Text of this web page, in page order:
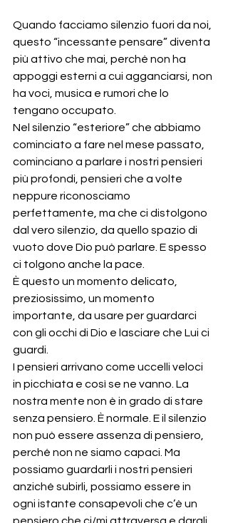
Quando facciamo silenzio fuori da noi,
questo “incessante pensare” diventa
più attivo che mai, perché non ha
appoggi esterni a cui agganciarsi, non
ha voci, musica e rumori che lo
tengano occupato.
Nel silenzio “esteriore” che abbiamo
cominciato a fare nel mese passato,
cominciano a parlare i nostri pensieri
più profondi, pensieri che a volte
neppure riconosciamo
perfettamente, ma che ci distolgono
dal vero silenzio, da quello spazio di
vuoto dove Dio può parlare. E spesso
ci tolgono anche la pace.
È questo un momento delicato,
preziosissimo, un momento
importante, da usare per guardarci
con gli occhi di Dio e lasciare che Lui ci
guardi.
I pensieri arrivano come uccelli veloci
in picchiata e così se ne vanno. La
nostra mente non è in grado di stare
senza pensiero. È normale. E il silenzio
non può essere assenza di pensiero,
perché non ne siamo capaci. Ma
possiamo guardarli i nostri pensieri
anziché subirli, possiamo essere in
ogni istante consapevoli che c’è un